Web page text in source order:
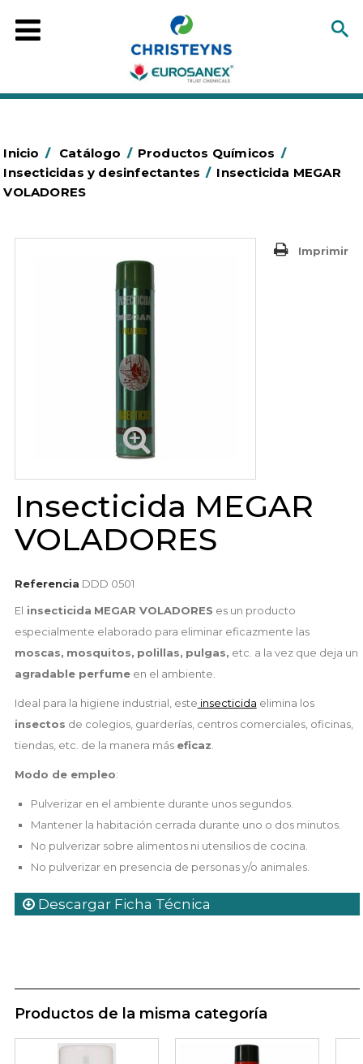
Inicio / Catálogo / Productos Químicos /
Insecticidas y desinfectantes / Insecticida MEGAR
VOLADORES
Imprimir
Insecticida MEGAR
VOLADORES
Referencia DDD 0501
El insecticida MEGAR VOLADORES es un producto
especialmente elaborado para eliminar eficazmente las
moscas, mosquitos, polillas, pulgas, etc. a la vez que deja un
agradable perfumeen el ambiente.
Ideal para la higiene industrial, este insecticida elimina los
insectos de colegios, guarderías, centros comerciales, oficinas,
tiendas, etc. de la manera más eficaz
Modo de empleo:
Pulverizar en el ambiente durante unos segundos.
Mantener la habitación cerrada durante uno o dos minutos.
No pulverizar sobre alimentos ni utensilios de cocina.
No pulverizar en presencia de personas y/o animales.
Descargar Ficha Técnica
Productos de la misma categoría